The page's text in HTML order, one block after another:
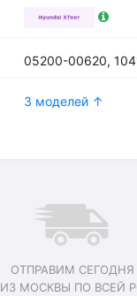
05200-00620,
3 моделей ↑
ОТПРАВИМ СЕГОДНЯ
ИЗ МОСКВЫ ПО ВСЕЙ